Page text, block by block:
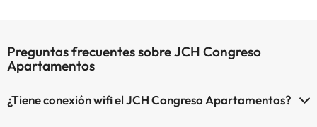
Preguntas frecuentes sobre JCH Congreso
Apartamentos
¿Tiene conexión wifi el JCH Congreso Apartamentos?